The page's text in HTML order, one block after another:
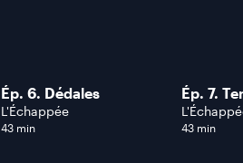
Ép. 6. Dédales
L'Échappée
43 min
Ép. 7.
43 min